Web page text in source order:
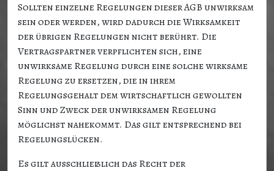
Sollten einzelne Regelungen dieser AGB unwirksam
sein oder werden, wird dadurch die Wirksamkeit
der übrigen Regelungen nicht berührt. Die
Vertragspartner verpflichten sich, eine
unwirksame Regelung durch eine solche wirksame
Regelung zu ersetzen, die in ihrem
Regelungsgehalt dem wirtschaftlich gewollten
Sinn und Zweck der unwirksamen Regelung
möglichst nahekommt. Das gilt entsprechend bei
Regelungslücken.
Es gilt ausschließlich das Recht der